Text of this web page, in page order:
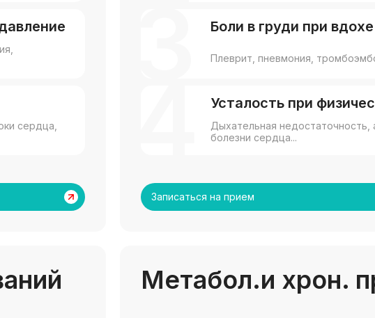
Метабол.и хрон.
Дыхательная недостаточность,
болезни сердца...
Усталость при
Плеврит, пневмония,
Боли в груди при вдохе
Записаться на прием
сердца,